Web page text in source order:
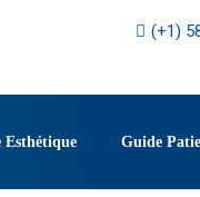
(+1)
Esthétique Guide